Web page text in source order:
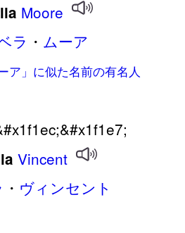
Moore
ラ ・ ムーア
ア」に似た名前の有名人
Vincent
・ ヴィンセント